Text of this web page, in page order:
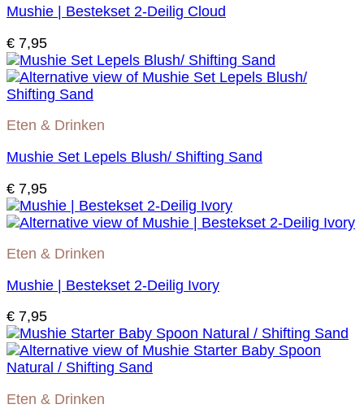
Mushie | Bestekset 2-Deilig Cloud
€ 7,95
Eten & Drinken
Mushie Set Lepels Blush/ Shifting Sand
€ 7,95
Eten & Drinken
Mushie | Bestekset 2-Deilig Ivory
€ 7,95
Eten & Drinken